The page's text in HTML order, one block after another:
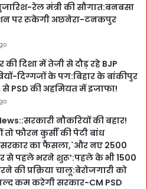
रेल मंत्री की सौगात:बनबसा
पर रुकेगी अछनेरा-टनकपुर
की दिशा में तेजी से दौड़ रहे BJP
दिग्गजों के पग:बिहार के बांकीपुर
PSD की अहमियत में इजाफा!
नौकरियों की बहार!
तो फौरन कुर्सी की पेटी बांध
का फैसला,`और नए 2500
से पहले भरने शुरू’:पहले के भी 1500
की प्रक्रिया चालू:बेरोजगारी को
कम करेगी सरकार-CM PSD